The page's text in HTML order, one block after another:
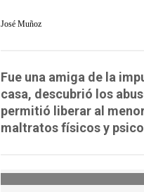
José Muñoz
Fue una amiga de la
casa, descubrió los
permitió liberar al
maltratos físicos y